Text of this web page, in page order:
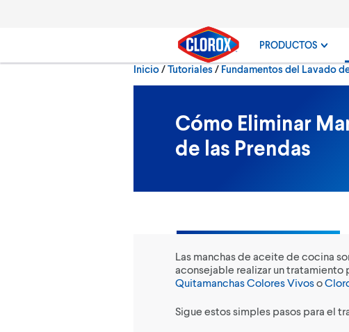
PRODUCTOS
Inicio/Tutoriales Fundamentos del Lavado
Cómo Eliminar
de las Prendas
Las manchas de aceite de cocina
aconsejable realizar un tratamiento
Quitamanchas Colores Vivoso
Sigue estos simples pasos para el